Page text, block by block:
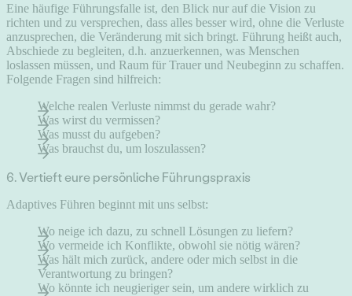
Eine häufige Führungsfalle ist, den Blick nur auf die Vision zu
richten und zu versprechen, dass alles besser wird, ohne die Verluste
anzusprechen, die Veränderung mit sich bringt. Führung heißt auch,
Abschiede zu begleiten, d.h. anzuerkennen, was Menschen
loslassen müssen, und Raum für Trauer und Neubeginn zu schaffen.
Folgende Fragen sind hilfreich:
Welche realen Verluste nimmst du gerade wahr?
Was wirst du vermissen?
Was musst du aufgeben?
Was brauchst du, um loszulassen?
6. Vertieft eure persönliche Führungspraxis
Adaptives Führen beginnt mit uns selbst:
Wo neige ich dazu, zu schnell Lösungen zu liefern?
Wo vermeide ich Konflikte, obwohl sie nötig wären?
Was hält mich zurück, andere oder mich selbst in die
Verantwortung zu bringen?
Wo könnte ich neugieriger sein, um andere wirklich zu